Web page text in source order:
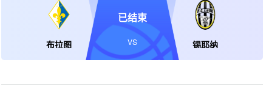
布拉图 锡耶纳
已结束
VS